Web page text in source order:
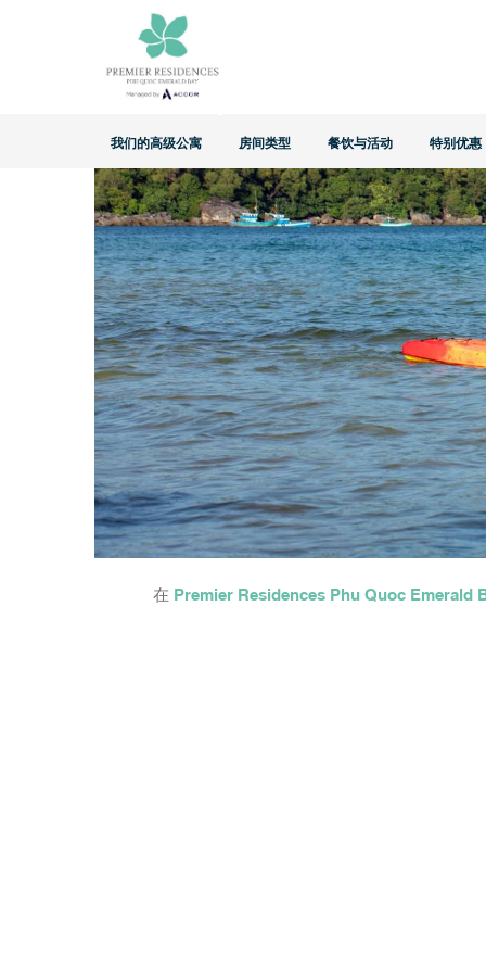
我们的高级公寓 房间类型 餐饮与活动 特别优惠
Home > 特别优惠
在 Premier Residences Phu Quoc Emerald